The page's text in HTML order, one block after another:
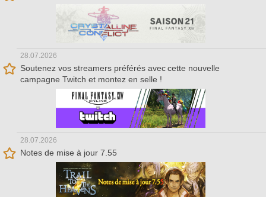
28.07.2026
Soutenez vos streamers préférés avec cette nouvelle
campagne Twitch et montez en selle !
28.07.2026
Notes de mise à jour 7.55